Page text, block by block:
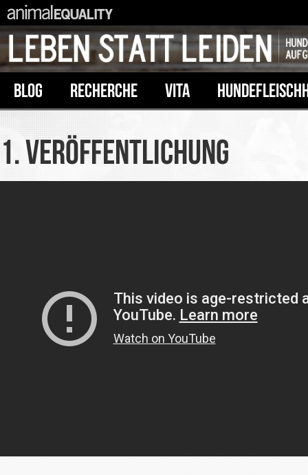
GETÖTET WERDEN
BLOG RECHERCHE VITA
1. VERÖFFENTLICHUNG